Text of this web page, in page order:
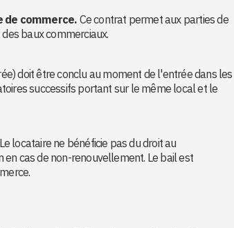
de commerce.Ce contrat permet aux parties de
baux commerciaux.
doit être conclu au moment de l'entrée dans les
successifs portant sur le même local et le
locataire ne bénéficie pas du droit au
cas de non-renouvellement. Le bail est